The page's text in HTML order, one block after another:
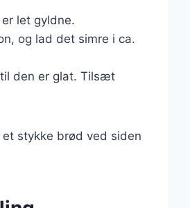
let gyldne.
og lad det simre i ca.
den er glat. Tilsæt
stykke brød ved siden